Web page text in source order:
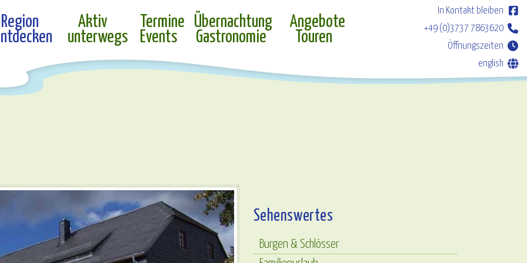
Region
Aktiv
unterwegs
Termine
Events
Übernachtung
Gastronomie
Angebote
Touren
In Kontakt bleiben
+49 (0)3737 7863620
Öffnungszeiten
english
Sehenswertes
Burgen & Schlösser